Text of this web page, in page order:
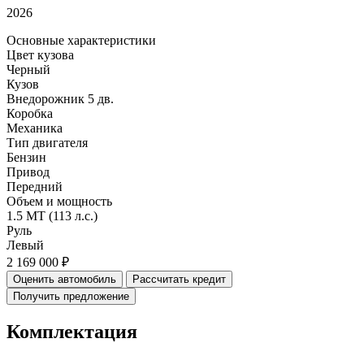
2026
Основные характеристики
Цвет кузова
Черный
Кузов
Внедорожник 5 дв.
Коробка
Механика
Тип двигателя
Бензин
Привод
Передний
Объем и мощность
1.5 MT (113 л.с.)
Руль
Левый
2 169 000 ₽
Оценить автомобиль
Рассчитать кредит
Получить предложение
Комплектация